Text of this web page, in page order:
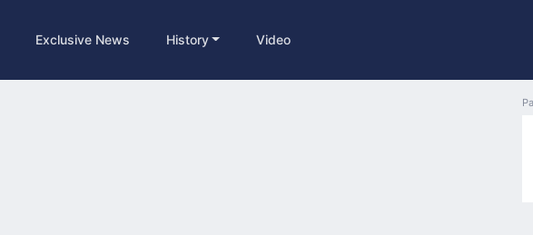
Exclusive News History Video